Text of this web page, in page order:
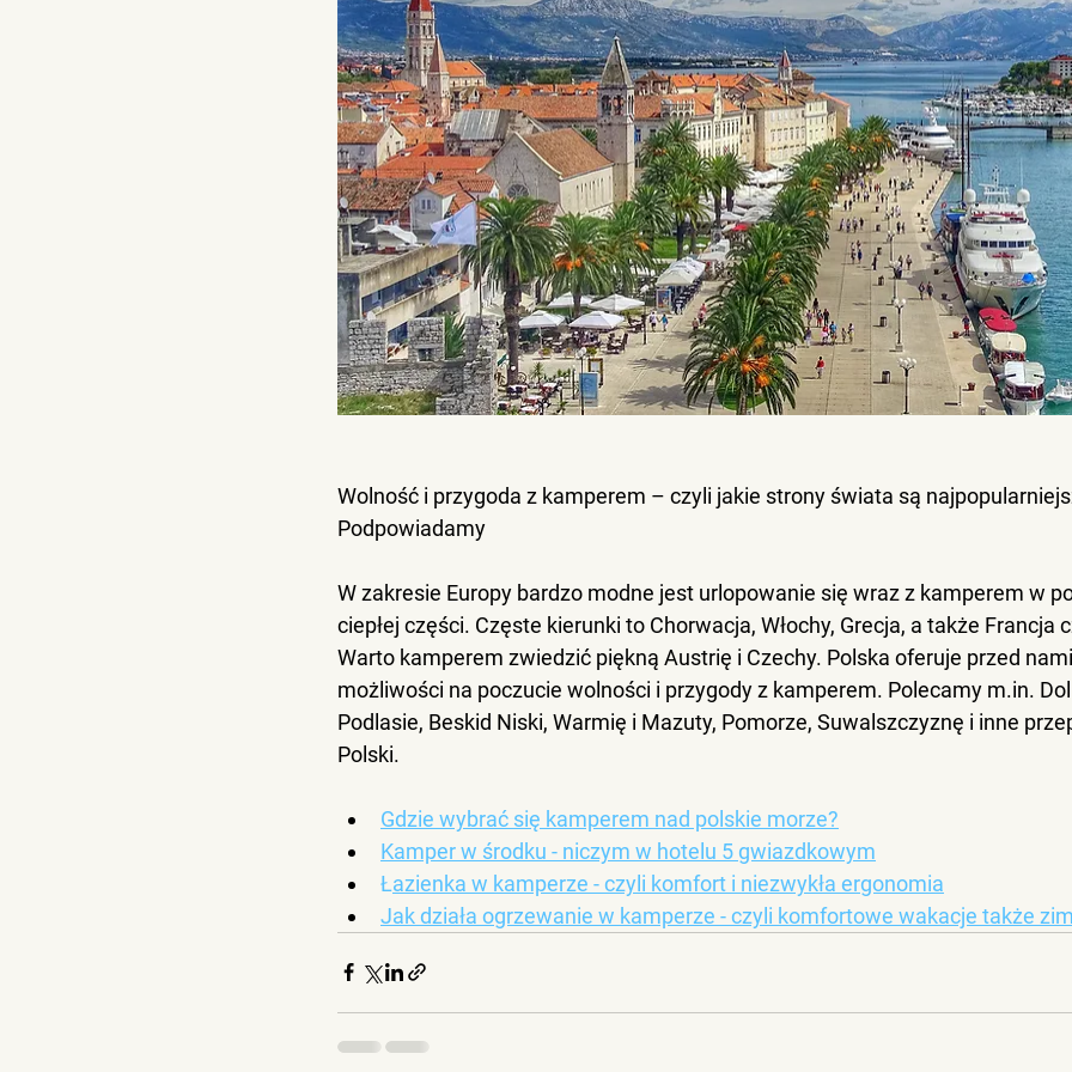
Wolność i przygoda z kamperem – czyli jakie strony świata są
Podpowiadamy
W zakresie Europy bardzo modne jest urlopowanie się wraz z kamperem w
ciepłej części. Częste kierunki to Chorwacja, Włochy, Grecja, a także Francja
Warto kamperem zwiedzić piękną Austrię i Czechy. Polska oferuje przed
możliwości na poczucie wolności i przygody z kamperem. Polecamy m.in.
Podlasie, Beskid Niski, Warmię i Mazuty, Pomorze, Suwalszczyznę i inne
Polski.
Gdzie wybrać się kamperem nad polskie morze?
Kamper w środku - niczym w hotelu 5 gwiazdkowym
Łazienka w kamperze - czyli komfort i niezwykła ergonomia
Jak działa ogrzewanie w kamperze - czyli komfortowe wakacje także